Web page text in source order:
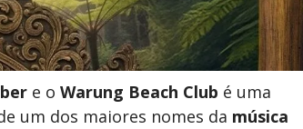
e o Warung Beach Club é uma
um dos maiores nomes da música